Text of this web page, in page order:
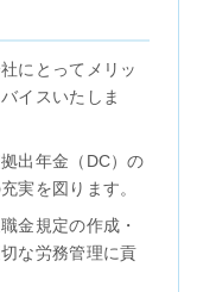
にとってメリッ
イスいたしま
出年金（DC）の
実を図ります。
金規定の作成・
な労務管理に貢